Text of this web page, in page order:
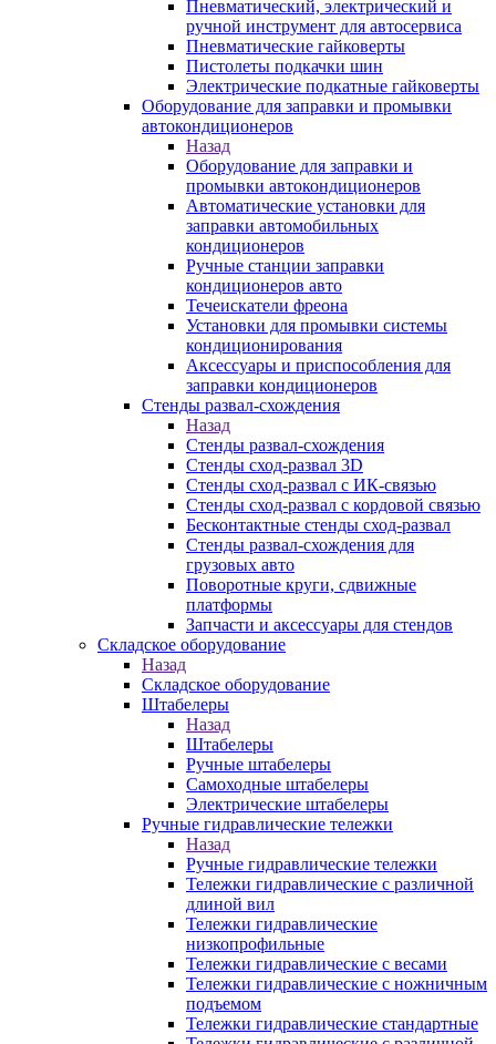
Пневматический, электрический и
ручной инструмент для автосервиса
Пневматические гайковерты
Пистолеты подкачки шин
Электрические подкатные гайковерты
Оборудование для заправки и промывки
автокондиционеров
Назад
Оборудование для заправки и
промывки автокондиционеров
Автоматические установки для
заправки автомобильных
кондиционеров
Ручные станции заправки
кондиционеров авто
Течеискатели фреона
Установки для промывки системы
кондиционирования
Аксессуары и приспособления для
заправки кондиционеров
Стенды развал-схождения
Назад
Стенды развал-схождения
Стенды сход-развал 3D
Стенды сход-развал с ИК-связью
Стенды сход-развал с кордовой связью
Бесконтактные стенды сход-развал
Стенды развал-схождения для
грузовых авто
Поворотные круги, сдвижные
платформы
Запчасти и аксессуары для стендов
Складское оборудование
Назад
Складское оборудование
Штабелеры
Назад
Штабелеры
Ручные штабелеры
Самоходные штабелеры
Электрические штабелеры
Ручные гидравлические тележки
Назад
Ручные гидравлические тележки
Тележки гидравлические с различной
длиной вил
Тележки гидравлические
низкопрофильные
Тележки гидравлические с весами
Тележки гидравлические с ножничным
подъемом
Тележки гидравлические стандартные